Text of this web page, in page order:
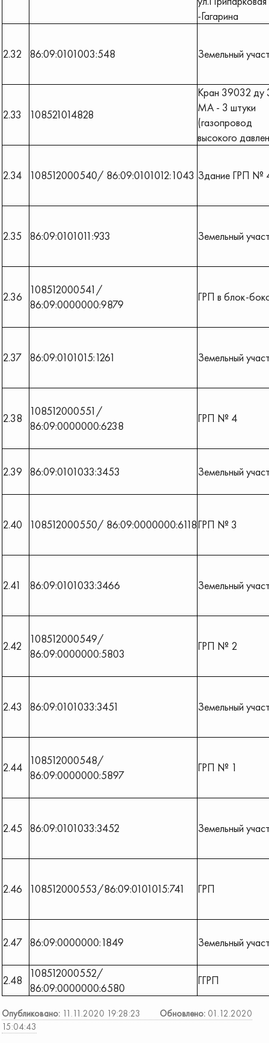
-Гагарина
2.32 86:09:0101003:548 Земельный
2.33 108521014828
Кран 39032 ду
МА - 3 штуки
(газопровод
высокого
2.34 108512000540/ 86:09:0101012:1043 Здание ГРП №
2.35 86:09:0101011:933 Земельный
2.36
108512000541/
86:09:0000000:9879
ГРП в блок-
2.37 86:09:0101015:1261 Земельный
2.38
108512000551/
86:09:0000000:6238
ГРП № 4
2.39 86:09:0101033:3453 Земельный
2.40 108512000550/ 86:09:0000000:6118ГРП № 3
2.41 86:09:0101033:3466 Земельный
2.42
108512000549/
86:09:0000000:5803
ГРП № 2
2.43 86:09:0101033:3451 Земельный
2.44
108512000548/
86:09:0000000:5897
ГРП № 1
2.45 86:09:0101033:3452 Земельный
2.46 108512000553/86:09:0101015:741 ГРП
2.47 86:09:0000000:1849 Земельный
2.48
108512000552/
86:09:0000000:6580
ГГРП
Опубликовано: 11.11.2020 19:28:23 Обновлено: 01.12.2020
15:04:43